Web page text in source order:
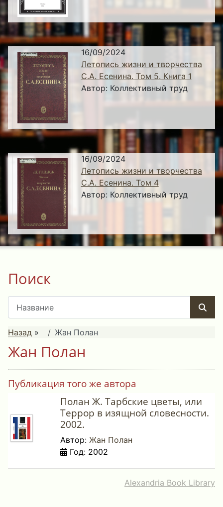
16/09/2024
Летопись жизни и творчества
С.А. Есенина. Том 5. Книга 1
Автор: Коллективный труд
16/09/2024
Летопись жизни и творчества
С.А. Есенина. Том 4
Автор: Коллективный труд
Поиск
Назад » Жан Полан
Жан Полан
Публикация того же автора
Полан Ж. Тарбские цветы, или
Террор в изящной словесности.
2002.
Автор: Жан Полан
Год: 2002
Alexandria Book Library